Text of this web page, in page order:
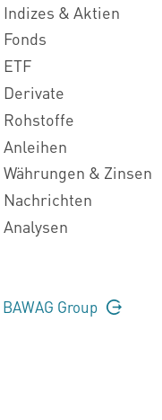
Indizes & Aktien
Fonds
ETF
Derivate
Rohstoffe
Anleihen
Währungen & Zinsen
Nachrichten
Analysen
BAWAG Group